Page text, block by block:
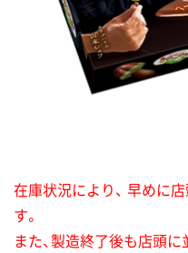
在庫状況により、 早めに
す。
また、製造終了後も店頭